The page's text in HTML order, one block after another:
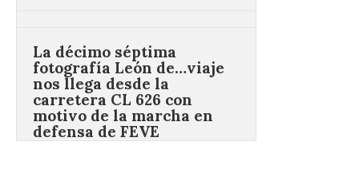
defensa de FEVE
6 Ago 2026
Nueva edición de León
de…viaje. Una iniciativa